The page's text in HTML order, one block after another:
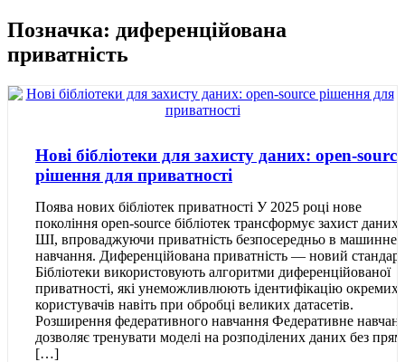
Позначка: диференційована
приватність
Нові бібліотеки для захисту даних: open-source
рішення для приватності
Поява нових бібліотек приватності У 2025 році нове
покоління open-source бібліотек трансформує захист даних
ШІ, впроваджуючи приватність безпосередньо в машинне
навчання. Диференційована приватність — новий стандарт
Бібліотеки використовують алгоритми диференційованої
приватності, які унеможливлюють ідентифікацію окремих
користувачів навіть при обробці великих датасетів.
Розширення федеративного навчання Федеративне
дозволяє тренувати моделі на розподілених даних без
[…]